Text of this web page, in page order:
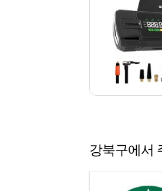
강북구에서